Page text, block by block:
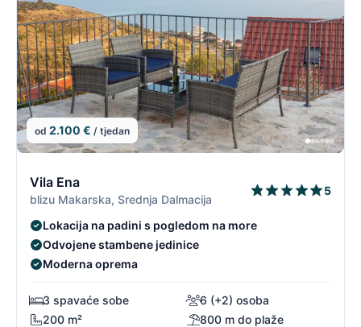
od 2.100 € / tjedan
Vila Ena
blizu Makarska, Srednja Dalmacija
5
Lokacija na padini s pogledom na more
Odvojene stambene jedinice
Moderna oprema
3 spavaće sobe
6 (+2) osoba
200 m²
800 m do plaže